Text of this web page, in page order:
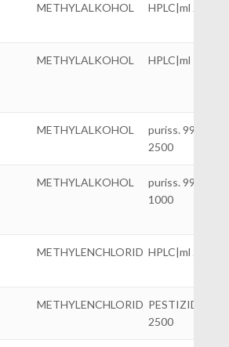
METHYLALKOHOL HPLC|ml 2500
METHYLALKOHOL HPLC|ml 1000
METHYLALKOHOL
puriss. 99,5%|ml
2500
METHYLALKOHOL
puriss. 99,5%|ml
1000
METHYLENCHLORID HPLC|ml 2500
METHYLENCHLORID PESTIZIDEN|ml
2500